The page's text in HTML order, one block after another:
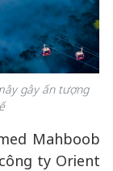
gây ấn tượng
Mahboob
ty Orient